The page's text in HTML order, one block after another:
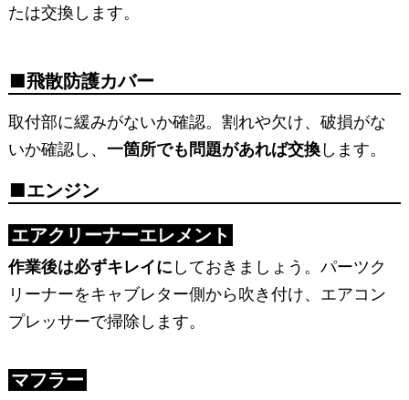
たは交換します。
飛散防護カバー
取付部に緩みがないか確認。割れや欠け、破損がな
いか確認し、 一箇所でも問題があれば交換します。
エンジン
エアクリーナーエレメント
作業後は必ずキレイに しておきましょう。パーツク
リーナーをキャブレター側から吹き付け、エアコン
プレッサーで掃除します。
マフラー